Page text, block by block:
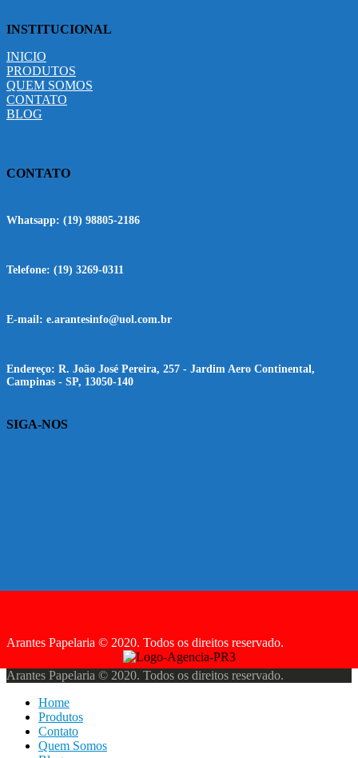
INSTITUCIONAL
INICIO
PRODUTOS
QUEM SOMOS
CONTATO
BLOG
CONTATO
Whatsapp: (19) 98805-2186
Telefone: (19) 3269-0311
E-mail: e.arantesinfo@uol.com.br
Endereço: R. João José Pereira, 257 - Jardim Aero Continental,
Campinas - SP, 13050-140
SIGA-NOS
Arantes Papelaria © 2020. Todos os direitos reservado.
Arantes Papelaria © 2020. Todos os direitos reservado.
Home
Produtos
Contato
Quem Somos